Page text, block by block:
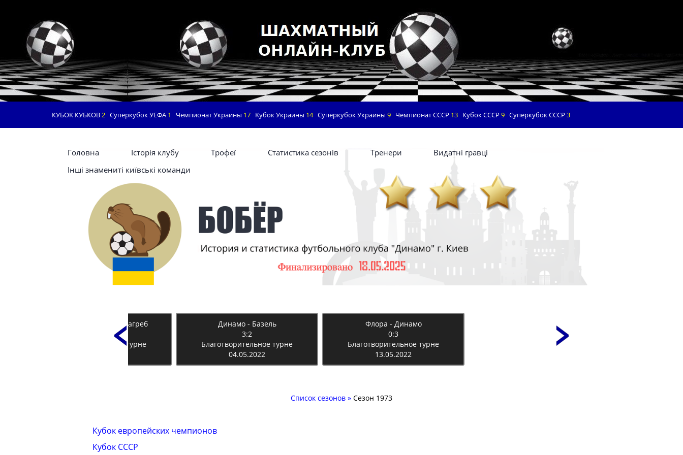
КУБОК КУБКОВ2 Суперкубок УЕФА 1 Чемпионат Украины 17 Кубок Украины 14Суперкубок Украины 9 Чемпионат СССР 13 Кубок СССР 9 Суперкубок СССР 3
Головна Історія клубу Трофеї Статистика сезонів Тренери
Видатні гравці
Інші знамениті київські команди
Динамо К - Динамо Загреб
Благотворительное турне
Динамо - Базель
3:2
Благотворительное турне
04.05.2022
Флора - Динамо
0:3
Благотворительное турне
13.05.2022
Список сезонов » Сезон 1973
Кубок европейских чемпионов
Кубок СССР